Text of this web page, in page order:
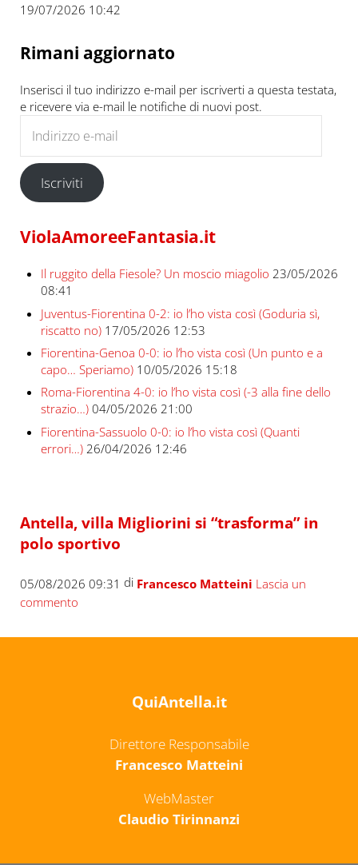
19/07/2026 10:42
Rimani aggiornato
Inserisci il tuo indirizzo e-mail per iscriverti a questa testata,
e ricevere via e-mail le notifiche di nuovi post.
Iscriviti
ViolaAmoreeFantasia.it
Il ruggito della Fiesole? Un moscio miagolio 23/05/2026
08:41
Juventus-Fiorentina 0-2: io l’ho vista così (Goduria sì,
riscatto no) 17/05/2026 12:53
Fiorentina-Genoa 0-0: io l’ho vista così (Un punto e a
capo… Speriamo) 10/05/2026 15:18
Roma-Fiorentina 4-0: io l’ho vista così (-3 alla fine dello
strazio…) 04/05/2026 21:00
Fiorentina-Sassuolo 0-0: io l’ho vista così (Quanti
errori…) 26/04/2026 12:46
Antella, villa Migliorini si “trasforma” in
polo sportivo
05/08/2026 09:31 di Francesco Matteini Lascia un
commento
QuiAntella.it
Direttore Responsabile
Francesco Matteini
WebMaster
Claudio Tirinnanzi